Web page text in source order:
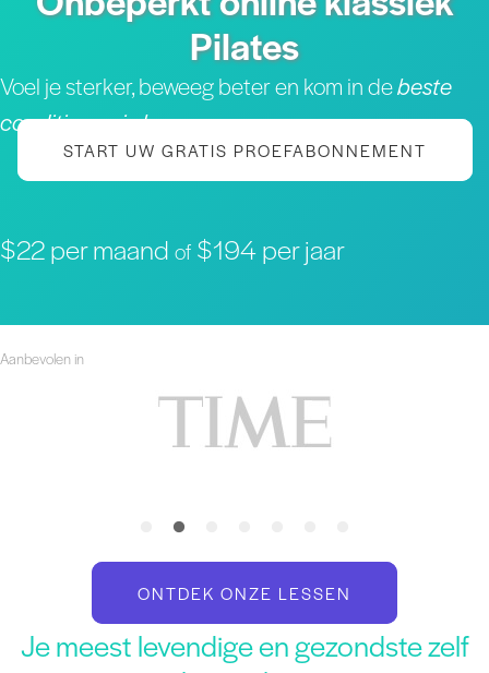
Pilates
Voel je sterker, beweeg beter en kom in debeste
conditie van je leven
START UW GRATIS PROEFABONNEMENT
$22 per maand of $194 per jaar
Aanbevolen in
ONTDEK ONZE LESSEN
Je meest levendige en gezondste zelf